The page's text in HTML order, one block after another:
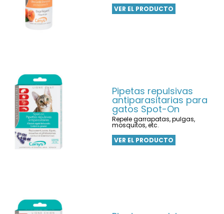
VER EL PRODUCTO
Pipetas repulsivas
antiparasitarias para
gatos Spot-On
Repele garrapatas, pulgas,
mosquitos, etc.
VER EL PRODUCTO